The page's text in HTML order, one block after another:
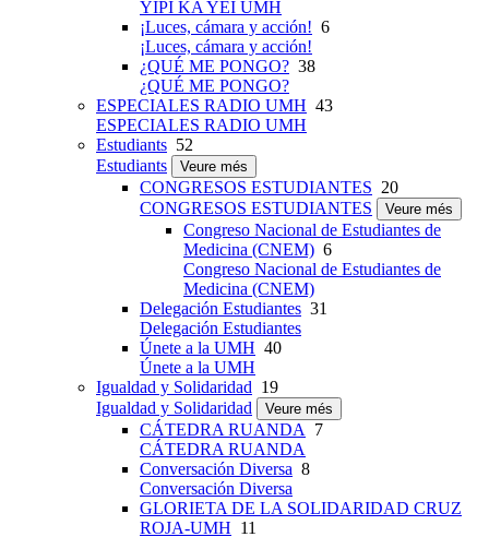
YIPI KA YEI UMH
¡Luces, cámara y acción! 6
¡Luces, cámara y acción!
¿QUÉ ME PONGO? 38
¿QUÉ ME PONGO?
ESPECIALES RADIO UMH 43
ESPECIALES RADIO UMH
Estudiants 52
Estudiants
Veure més
CONGRESOS ESTUDIANTES 20
CONGRESOS ESTUDIANTES
Veure més
Congreso Nacional de Estudiantes de
Medicina (CNEM) 6
Congreso Nacional de Estudiantes de
Medicina (CNEM)
Delegación Estudiantes 31
Delegación Estudiantes
Únete a la UMH 40
Únete a la UMH
Igualdad y Solidaridad 19
Igualdad y Solidaridad
Veure més
CÁTEDRA RUANDA
7
CÁTEDRA RUANDA
Conversación Diversa 8
Conversación Diversa
GLORIETA DE LA SOLIDARIDAD CRUZ
ROJA-UMH 11